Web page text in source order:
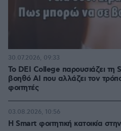
Το DEI College παρουσιάζει τη
βοηθό AI που αλλάζει τον
φοιτητές
30.07.2026, 09:33
Η Smart φοιτητική κατοικία
03.08.2026, 10:56